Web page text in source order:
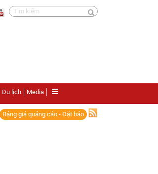
Du lịch Media
Bảng giá quảng cáo - Đặt báo